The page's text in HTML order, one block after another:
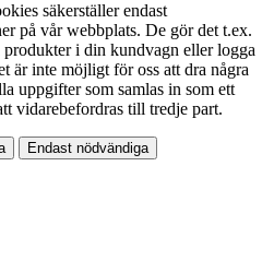
säkerställer endast
på vår webbplats. De gör det t.ex.
i din kundvagn eller logga
är inte möjligt för oss att dra några
uppgifter som samlas in som ett
vidarebefordras till tredje part.
Endast nödvändiga